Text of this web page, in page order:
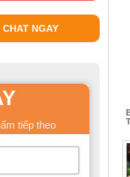
CHAT NGAY
tiếp theo